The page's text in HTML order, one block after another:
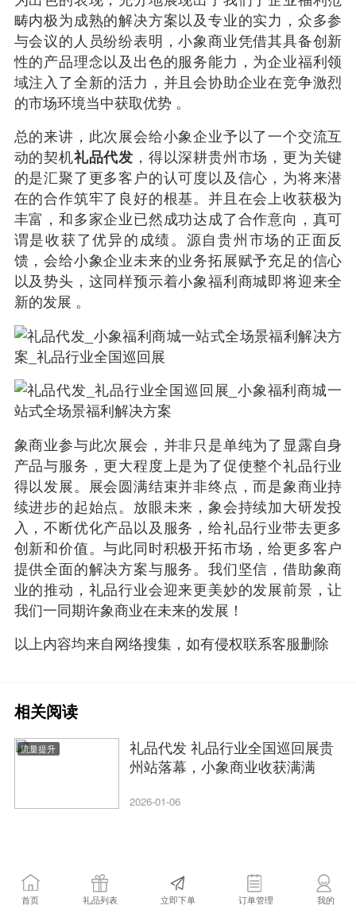
畴内极为成熟的解决方案以及专业的实力，众多参
与会议的人员纷纷表明，小象商业凭借其具备创新
性的产品理念以及出色的服务能力，为企业福利领
域注入了全新的活力，并且会协助企业在竞争激烈
的市场环境当中获取优势 。
总的来讲，此次展会给小象企业予以了一个交流互
动的契机礼品代发 ，得以深耕贵州市场，更为关键
的是汇聚了更多客户的认可度以及信心，为将来潜
在的合作筑牢了良好的根基。并且在会上收获极为
丰富，和多家企业已然成功达成了合作意向，真可
谓是收获了优异的成绩。源自贵州市场的正面反
馈，会给小象企业未来的业务拓展赋予充足的信心
以及势头，这同样预示着小象福利商城即将迎来全
新的发展 。
象商业参与此次展会，并非只是单纯为了显露自身
产品与服务，更大程度上是为了促使整个礼品行业
得以发展。展会圆满结束并非终点，而是象商业持
续进步的起始点。放眼未来，象会持续加大研发投
入，不断优化产品以及服务，给礼品行业带去更多
创新和价值。与此同时积极开拓市场，给更多客户
提供全面的解决方案与服务。我们坚信，借助象商
业的推动，礼品行业会迎来更美妙的发展前景，让
我们一同期许象商业在未来的发展！
以上内容均来自网络搜集，如有侵权联系客服删除
相关阅读
流量提升
礼品代发 礼品行业全国巡回展贵
州站落幕，小象商业收获满满
2026-01-06
首页 礼品列表 立即下单 订单管理 我的